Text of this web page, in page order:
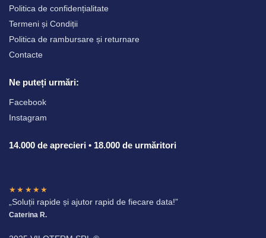
Politica de confidențialitate
Termeni și Condiții
Politica de rambursare și returnare
Contacte
Ne puteți urmări:
Facebook
Instagram
14.000 de aprecieri • 18.000 de urmăritori
★★★★★
„Soluții rapide și ajutor rapid de fiecare data!”
Caterina R.